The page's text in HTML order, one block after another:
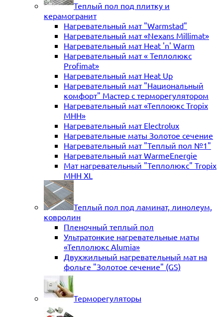
Теплый пол под плитку и
керамогранит
Нагревательный мат "Warmstad"
Нагревательный мат «Nexans Millimat»
Нагревательный мат Heat 'n' Warm
Нагревательный мат « Теплолюкс
Profimat»
Нагревательный мат Heat Up
Нагревательный мат "Национальный
комфорт" Мастер с терморегулятором
Нагревательный мат «Теплоюкс Tropix
MHH»
Нагревательный мат Electrolux
Нагревательные маты Золотое сечение
Нагревательный мат "Теплый пол №1"
Нагревательный мат WarmeEnergie
Мат нагревательный "Теплолюкс" Tropix
МНН XL
Теплый пол под ламинат, линолеум,
ковролин
Пленочный теплый пол
Ультратонкие нагревательные маты
«Теплолюкс Alumia»
Двухжильный нагревательный мат на
фольге "Золотое сечение" (GS)
Терморегуляторы